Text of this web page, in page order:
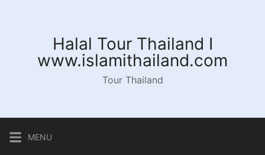
Halal Tour Thailand I
www.islamithailand.com
Tour Thailand
MENU